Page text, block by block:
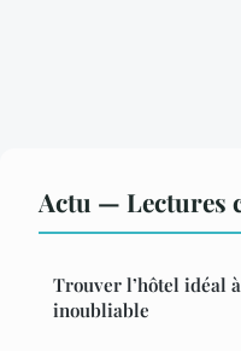
Actu — Lectures
Trouver l’hôtel idéal
inoubliable